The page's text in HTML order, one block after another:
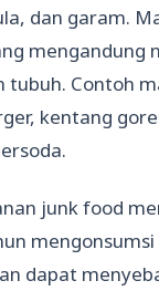
dan garam.
mengandung
tubuh. Contoh
kentang
junk food
dapat